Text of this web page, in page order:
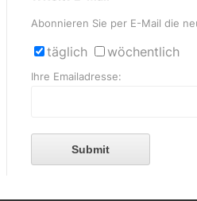
Abonnieren Sie per E-Mail die
täglich wöchentlich
Ihre Emailadresse:
Submit